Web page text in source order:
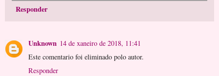
Responder
Unknown 14 de xaneiro de 2018, 11:41
Este comentario foi eliminado polo autor.
Responder